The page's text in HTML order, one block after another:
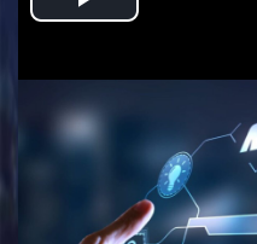
Play
Video